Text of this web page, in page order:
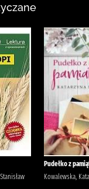
Pudełko z
Kowalewska,